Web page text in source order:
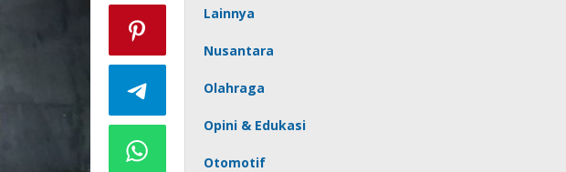
Lainnya
Nusantara
Olahraga
Opini & Edukasi
Otomotif